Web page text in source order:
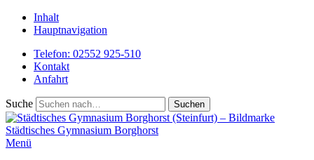
Inhalt
Hauptnavigation
Telefon: 02552 925-510
Kontakt
Anfahrt
Suche
Städtisches Gymnasium Borghorst
Menü